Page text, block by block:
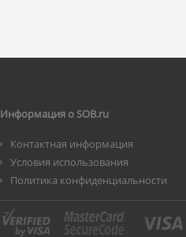
Информация о SOB.ru
Контактная информация
Условия использования
Политика конфиденциальности